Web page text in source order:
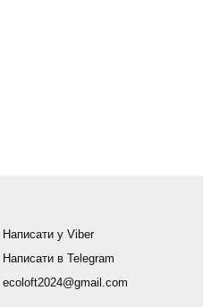
Написати у Viber
Написати в Telegram
ecoloft2024@gmail.com